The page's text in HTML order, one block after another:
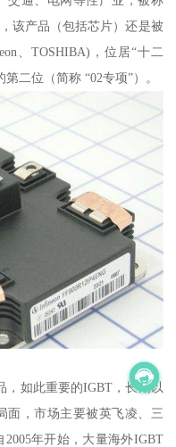
该产品（包括芯片）还是被
、TOSHIBA)，位居“十二
二位（简称 “02专项”）。
，如此重要的IGBT，长期以
面，市场主要被英飞凌、三
年开始，大量海外IGBT